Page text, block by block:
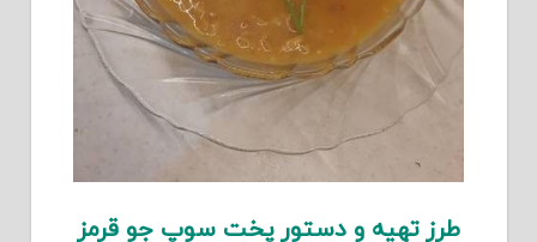
طرز تهیه و دستور پخت سوپ جو قرمز